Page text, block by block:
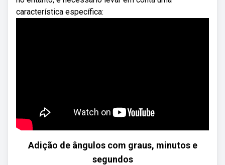
característica específica:
Adição de ângulos com graus, minutos e
segundos